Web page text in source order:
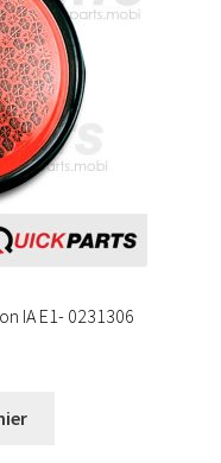
IA E1- 0231306